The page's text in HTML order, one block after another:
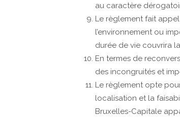
au caractère
Le règlement fait
l’environnement ou
durée de vie couvrira
En termes de
des incongruités et
Le règlement opte
localisation et la
Bruxelles-Capitale